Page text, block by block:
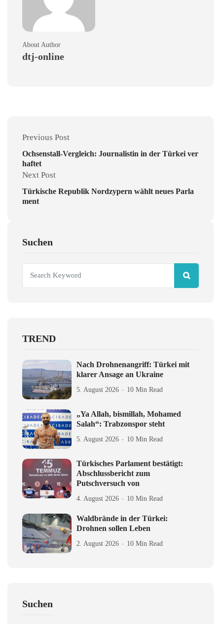
About Author
dtj-online
Previous Post
Ochsenstall-Vergleich: Journalistin in der Türkei ver
haftet
Next Post
Türkische Republik Nordzypern wählt neues Parla
ment
Suchen
TREND
Nach Drohnenangriff: Türkei mit
klarer Ansage an Ukraine
5. August 2026 10 Min Read
„Ya Allah, bismillah, Mohamed
Salah“: Trabzonspor steht
5. August 2026 10 Min Read
Türkisches Parlament bestätigt:
Abschlussbericht zum
Putschversuch von
4. August 2026 10 Min Read
Waldbrände in der Türkei:
Drohnen sollen Leben
2. August 2026 10 Min Read
Suchen